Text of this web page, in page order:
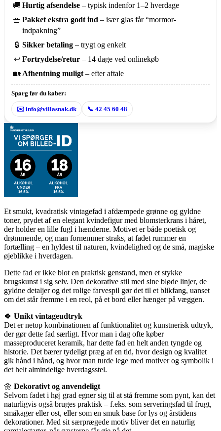
fugl
dekorativt
retrofad
antal
🚚 Hurtig afsendelse – typisk indenfor 1–2 hverdage
🧺 Pakket ekstra godt ind – især glas får “mormor-
indpakning”
🔒 Sikker betaling – trygt og enkelt
↩️ Fortrydelse/retur – 14 dage ved onlinekøb
🏡 Afhentning muligt – efter aftale
Spørg før du køber:
✉️ info@villasnak.dk 📞 42 45 60 48
Et smukt, kvadratisk vintagefad i afdæmpede grønne og gyldne
toner, prydet af en elegant kvindefigur med blomsterkrans i håret,
der holder en lille fugl i hænderne. Motivet er både poetisk og
drømmende, og man fornemmer straks, at fadet rummer en
fortælling – en hyldest til naturen, kvindelighed og de små, magiske
øjeblikke i hverdagen.
Dette fad er ikke blot en praktisk genstand, men et stykke
brugskunst i sig selv. Den dekorative stil med sine bløde linjer, de
gyldne detaljer og det rolige farvespil gør det til et blikfang, uanset
om det står fremme i en reol, på et bord eller hænger på væggen.
🍀 Unikt vintageudtryk
Det er netop kombinationen af funktionalitet og kunstnerisk udtryk,
der gør dette fad særligt. Hvor man i dag ofte køber
masseproduceret keramik, har dette fad en helt anden tyngde og
historie. Det bærer tydeligt præg af en tid, hvor design og kvalitet
gik hånd i hånd, og hvor man turde lege med motiver og symbolik i
det helt almindelige hverdagsstel.
🌼 Dekorativt og anvendeligt
Selvom fadet i høj grad egner sig til at stå fremme som pynt, kan det
naturligvis også bruges praktisk – f.eks. som serveringsfad til frugt,
småkager eller ost, eller som en smuk base for lys og årstidens
dekorationer. Med sit særprægede motiv bliver det en naturlig